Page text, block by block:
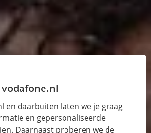
vodafone.nl
en daarbuiten laten we je graag
en gepersonaliseerde
Daarnaast proberen we de